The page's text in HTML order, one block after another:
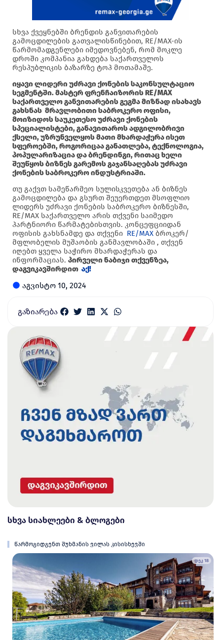
სხვა ქვეყნებში ბრენდის განვითარების
გამოცდილების გათვალისწინებით, RE/MAX-ის
წარმომადგენლები იმედოვნებენ, რომ მოკლე
დროში კომპანია გახდება საქართველოს
რესპუბლიკის ბაზარზე ტოპ მოთამაშე.
იყავი ლიდერი უძრავი ქონების საკონსულტაციო
სეგმენტში. მასტერ ფრენჩაიზორის RE/MAX
საქართველო განვითარების გეგმა მიზნად ისახავს
გახსნას მრავლობითი საბროკერო ოფისი,
მოიზიდოს საუკეთესო უძრავი ქონების
სპეციალისტები, განავითაროს ადგილობრივი
ქსელი, უზრუნველყოს მათი მხარდაჭერა ისეთ
სფეროებში, როგორიცაა განათლება, ტექნოლოგია,
პოპულარიზაცია და ბრენდინგი, რითაც ხელი
შეუწყოს ბიზნეს გარემოს გაჯანსაღებას უძრავი
ქონების საბროკერო ინდუსტრიაში.
თუ გაქვთ სამეწარმეო სულისკვეთება ან ბიზნეს
გამოცდილება და გსურთ შეუერთდეთ მსოფლიო
ლიდერს უძრავი ქონების საბროკერო ბიზნესში,
RE/MAX საქართველო არის თქვენი საიმედო
პარტნიორი წარმატებისთვის. კონცეფციიდან
ოფისის გახსნამდე და თქვენი RE/MAX ბროკერ/
მფლობელის მუშაობის განმავლობაში , თქვენ
იღებთ ყველა საჭირო მხარდაჭერას და
ინფორმაციას. პირველი ნაბიჯი თქვენზეა,
დაგვიკავშირდით აქ!
აგვისტო 10, 2024
გაზიარება
სხვა სიახლეები & ბლოგები
წარმოგიდგენთ შუხმანის ვილას კისისხევში
დეკ 18